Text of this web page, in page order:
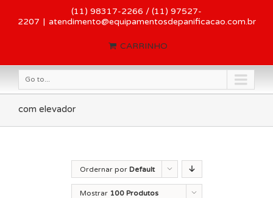
(11) 98317-2266 / (11) 97527-
2207 | atendimento@equipamentosdepanificacao.com.br
CARRINHO
Go to...
com elevador
Ordernar por Default
Order
Mostrar 100 Produtos